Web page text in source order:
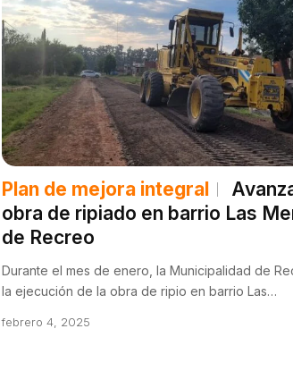
Plan de mejora integral
obra de ripiado en barrio Las
de Recreo
Durante el mes de enero, la Municipalidad de
la ejecución de la obra de ripio en barrio Las…
febrero 4, 2025